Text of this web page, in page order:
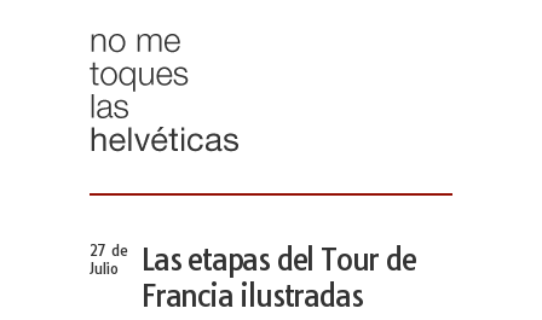
27 de
Julio
Las etapas del Tour de
Francia ilustradas